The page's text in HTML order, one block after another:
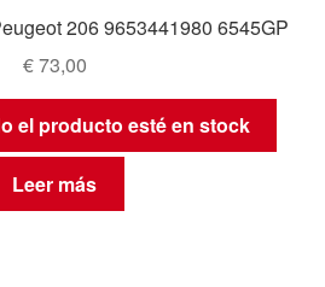
206 9653441980 6545GP
€73,00
el producto esté en stock
Leer más